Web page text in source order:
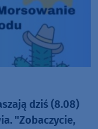
dziś (8.08)
"Zobaczycie,